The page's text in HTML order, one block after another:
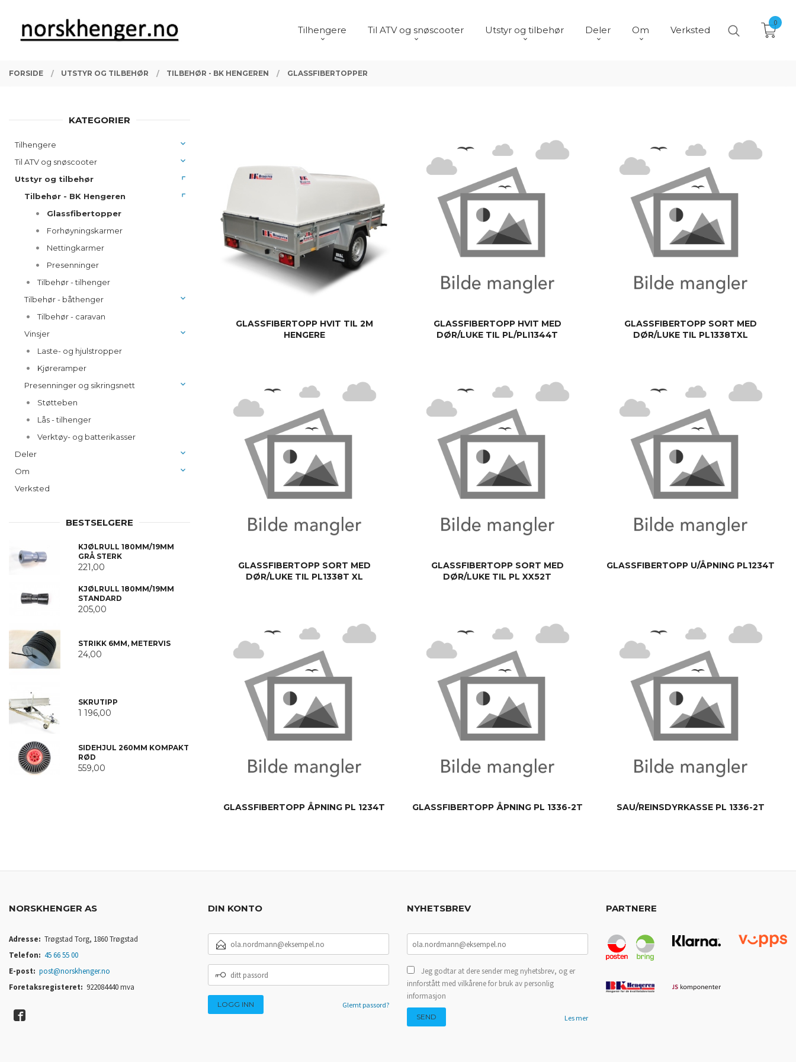
innholdet
PRODUKTER
Tilhengere Til ATV og snøscooter Utstyr og tilbehør Deler Om Verksted
0
FORSIDE UTSTYR OG TILBEHØR TILBEHØR - BK HENGEREN GLASSFIBERTOPPER
GLASSFIBERTOPP HVIT TIL 2M
HENGERE
GLASSFIBERTOPP HVIT MED
DØR/LUKE TIL PL/PLI1344T
GLASSFIBERTOPP SORT MED
DØR/LUKE TIL PL1338TXL
GLASSFIBERTOPP SORT MED
DØR/LUKE TIL PL1338T XL
GLASSFIBERTOPP SORT MED
DØR/LUKE TIL PL XX52T
GLASSFIBERTOPP U/ÅPNING PL1234T
GLASSFIBERTOPP ÅPNING PL 1234T GLASSFIBERTOPP ÅPNING PL 1336-2T SAU/REINSDYRKASSE PL 1336-2T
KATEGORIER
Tilhengere
Til ATV og snøscooter
Utstyr og tilbehør
Tilbehør - BK Hengeren
Glassfibertopper
Forhøyningskarmer
Nettingkarmer
Presenninger
Tilbehør - tilhenger
Tilbehør - båthenger
Tilbehør - caravan
Vinsjer
Laste- og hjulstropper
Kjøreramper
Presenninger og sikringsnett
Støtteben
Lås - tilhenger
Verktøy- og batterikasser
Deler
Om
Verksted
BESTSELGERE
KJØLRULL 180MM/19MM
GRÅ STERK
221,00
KJØLRULL 180MM/19MM
STANDARD
205,00
STRIKK 6MM, METERVIS
24,00
SKRUTIPP
1 196,00
SIDEHJUL 260MM KOMPAKT
RØD
559,00
NORSKHENGER AS
Adresse: Trøgstad Torg, 1860 Trøgstad
Telefon: 45 66 55 00
E-post: post@norskhenger.no
Foretaksregisteret: 922084440 mva
DIN KONTO
POSTADRESSE
PASSORD
Glemt passord?
NYHETSBREV
Jeg godtar at dere sender meg nyhetsbrev, og er
innforstått med vilkårene for bruk av personlig
informasjon
Les mer
PARTNERE